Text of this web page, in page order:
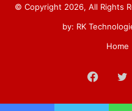
© Copyright 2026, All Rights
by: RK
Home